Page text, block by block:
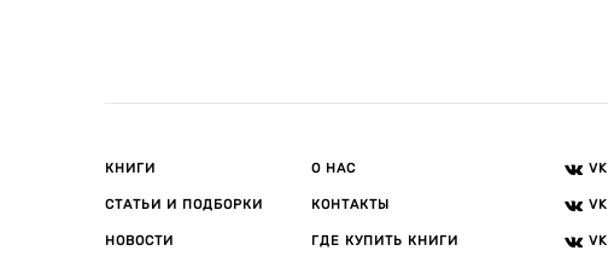
КНИГИ
СТАТЬИ И ПОДБОРКИ
НОВОСТИ
О НАС
КОНТАКТЫ
ГДЕ КУПИТЬ КНИГИ